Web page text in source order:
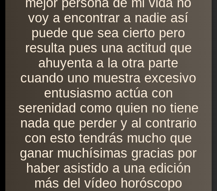
mejor persona de mi vida no
voy a encontrar a nadie así
puede que sea cierto pero
resulta pues una actitud que
ahuyenta a la otra parte
cuando uno muestra excesivo
entusiasmo actúa con
serenidad como quien no tiene
nada que perder y al contrario
con esto tendrás mucho que
ganar muchísimas gracias por
haber asistido a una edición
más del vídeo horóscopo